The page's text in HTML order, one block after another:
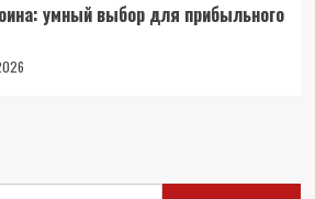
умный выбор для прибыльного